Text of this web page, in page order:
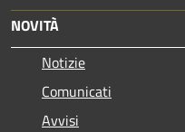
NOVITÀ
Notizie
Comunicati
Avvisi